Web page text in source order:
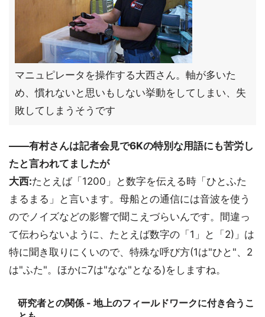
マニュピレータを操作する大西さん。軸が多いた
め、慣れないと思いもしない挙動をしてしまい、失
敗してしまうそうです
――有村さんは記者会見で6Kの特別な用語にも苦労し
たと言われてましたが
大西:たとえば「1200」と数字を伝える時「ひとふた
まるまる」と言います。母船との通信には音波を使う
のでノイズなどの影響で聞こえづらいんです。間違っ
て伝わらないように、たとえば数字の「1」と「2)」は
特に聞き取りにくいので、特殊な呼び方(1は"ひと"、2
は"ふた"。ほかに7は"なな"となる)をしますね。
研究者との関係 - 地上のフィールドワークに付き合うこ